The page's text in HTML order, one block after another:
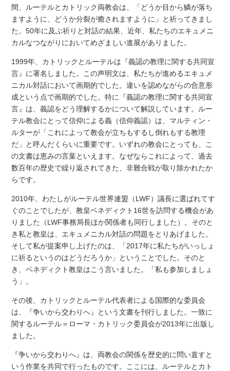
間、ルーテルとカトリック両教会は、「どうか目から鱗が落ち
ますように、どうか分裂が癒されますように」と祈ってきまし
た。50年に及ぶ祈りと対話の結果、近年、私たちのエキュメニ
カルなつながりにおいてめざましい進展がありました。
1999年、カトリックとルーテルは『義認の教理に関する共同宣
言』に署名しました。この声明文は、私たちが進めるエキュメ
ニカル対話において画期的でした。違いを認めながらの合意形
成という点で画期的でした。特に『義認の教理に関する共同宣
言』は、義認をどう理解するかについて解説しています。ルー
テル教会にとって信仰による義（信仰義認）は、マルティン・
ルターが「これによって教会が立ちもするし倒れもする教理
だ」と呼んだくらいに重要です。いずれの教会にとっても、こ
の文書は恵みの言葉といえます。なぜならこれによって、過去
数百年の歴史で繰り返されてきた、非難合戦が取り除かれたか
らです。
2010年、わたしがルーテル世界連盟（LWF）議長に選ばれてす
ぐのことでしたが、教皇ベネディクト16世を訪問する機会があ
りました（LWF事務局長ほか関係者も同行しました）。そのと
き私と教皇は、エキュメニカル対話の問題をとりあげました。
そして私が提案申し上げたのは、「2017年に私たちがいっしょ
に祈るというのはどうだろうか」ということでした。そのと
き、ベネディクト教皇はこう言いました。「私も参加しましょ
う」。
その後、カトリックとルーテル代表者による国際的な委員会
は、『争いから交わりへ』という文書を刊行しました。一致に
関するルーテル＝ローマ・カトリック委員会が2013年に出版し
ました。
『争いから交わりへ』は、両教会の関係を歴史的に問い直すと
いう作業を共同で行ったものです。ここには、ルーテルとカト